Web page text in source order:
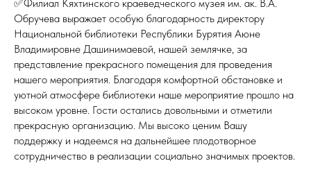
✅Филиал Кяхтинского краеведческого музея им. ак. В.А.
Обручева выражает особую благодарность директору
Национальной библиотеки Республики Бурятия Аюне
Владимировне Дашинимаевой, нашей землячке, за
представление прекрасного помещения для проведения
нашего мероприятия. Благодаря комфортной обстановке и
уютной атмосфере библиотеки наше мероприятие прошло на
высоком уровне. Гости остались довольными и отметили
прекрасную организацию. Мы высоко ценим Вашу
поддержку и надеемся на дальнейшее плодотворное
сотрудничество в реализации социально значимых проектов.